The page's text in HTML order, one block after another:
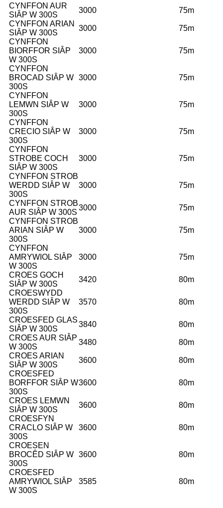
CYNFFON AUR
SIÂP W 300S
3000
75m
CYNFFON ARIAN
SIÂP W 300S
3000
75m
CYNFFON
BIORFFOR SIÂP
W 300S
3000 75m
CYNFFON
BROCAD SIÂP W
300S
3000 75m
CYNFFON
LEMWN SIÂP W
300S
3000 75m
CYNFFON
CRECIO SIÂP W
300S
3000 75m
CYNFFON
STROBE COCH
SIÂP W 300S
3000 75m
CYNFFON STROB
WERDD SIÂP W
300S
3000 75m
CYNFFON STROB
AUR SIÂP W 300S
3000
75m
CYNFFON STROB
ARIAN SIÂP W
300S
3000 75m
CYNFFON
AMRYWIOL SIÂP
W 300S
3000 75m
CROES GOCH
SIÂP W 300S
3420
80m
CROESWYDD
WERDD SIÂP W
300S
3570 80m
CROESFED GLAS
SIÂP W 300S
3840
80m
CROES AUR SIÂP
W 300S
3480
80m
CROES ARIAN
SIÂP W 300S
3600
80m
CROESFED
BORFFOR SIÂP W
300S
3600 80m
CROES LEMWN
SIÂP W 300S
3600
80m
CROESFYN
CRACLO SIÂP W
300S
3600 80m
CROESEN
BROCÊD SIÂP W
300S
3600 80m
CROESFED
AMRYWIOL SIÂP
W 300S
3585 80m